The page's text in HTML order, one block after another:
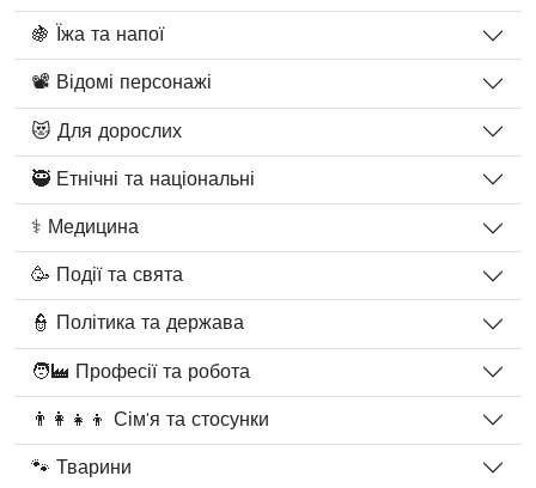
🍇 Їжа та напої
📽️ Відомі персонажі
😻 Для дорослих
🥷 Етнічні та національні
⚕️ Медицина
🥳 Події та свята
👮 Політика та держава
🧑‍🏭 Професії та робота
👨‍👩‍👧‍👦 Сім'я та стосунки
🐾 Тварини